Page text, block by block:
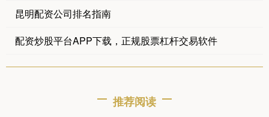
昆明配资公司排名指南
配资炒股平台APP下载，正规股票杠杆交易软件
推荐阅读